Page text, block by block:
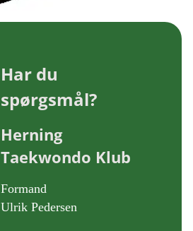
Har du
spørgsmål?
Herning
Taekwondo Klub
Formand
Ulrik Pedersen